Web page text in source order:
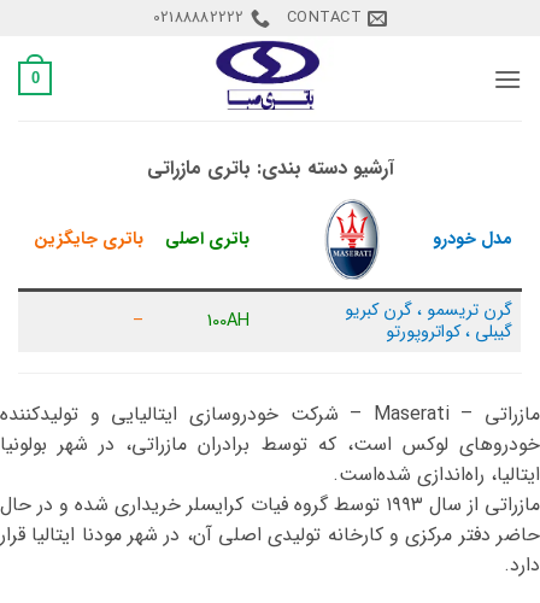
content
CONTACT
02188882222
0
آرشیو دسته بندی: باتری مازراتی
مدل خودرو باتری اصلی باتری جایگزین
گرن تریسمو ، گرن کبریو
گیبلی ، کواتروپورتو 100AH
–
مازراتی – Maserati – شرکت خودروسازی ایتالیایی و تولیدکننده
خودروهای لوکس است، که توسط برادران مازراتی، در شهر بولونیا
ایتالیا، راه‌اندازی شده‌است.
مازراتی از سال ۱۹۹۳ توسط گروه فیات کرایسلر خریداری شده و در حال
حاضر دفتر مرکزی و کارخانه تولیدی اصلی آن، در شهر مودنا ایتالیا قرار
دارد.